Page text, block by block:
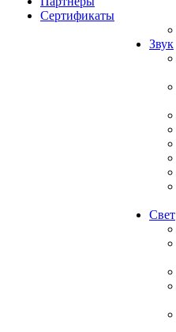
Сертификаты
Звук
Свет